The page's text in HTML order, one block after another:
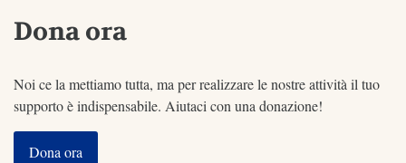
Dona ora
Noi ce la mettiamo tutta, ma per realizzare le nostre attività il tuo
supporto è indispensabile. Aiutaci con una donazione!
Dona ora